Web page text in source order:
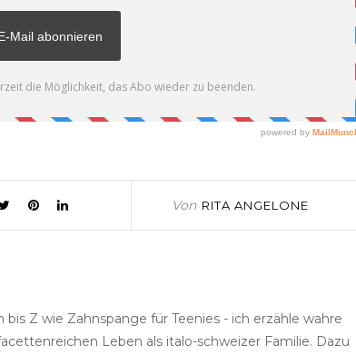
Von RITA ANGELONE
Z wie Zahnspange für Teenies - ich erzähle wahre
Leben als italo-schweizer Familie. Dazu